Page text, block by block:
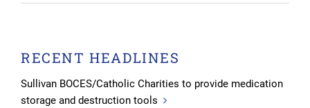
RECENT HEADLINES
Sullivan BOCES/Catholic Charities to provide medication
storage and destruction tools